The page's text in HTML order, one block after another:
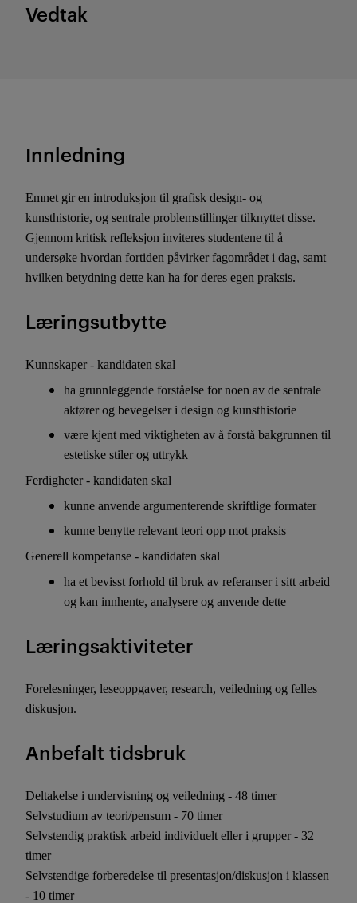
Vedtak
Innledning
Emnet gir en introduksjon til grafisk design- og
kunsthistorie, og sentrale problemstillinger tilknyttet disse.
Gjennom kritisk refleksjon inviteres studentene til å
undersøke hvordan fortiden påvirker fagområdet i dag, samt
hvilken betydning dette kan ha for deres egen praksis.
Læringsutbytte
Kunnskaper - kandidaten skal
ha grunnleggende forståelse for noen av de sentrale
aktører og bevegelser i design og kunsthistorie
være kjent med viktigheten av å forstå bakgrunnen til
estetiske stiler og uttrykk
Ferdigheter - kandidaten skal
kunne anvende argumenterende skriftlige formater
kunne benytte relevant teori opp mot praksis
Generell kompetanse - kandidaten skal
ha et bevisst forhold til bruk av referanser i sitt arbeid
og kan innhente, analysere og anvende dette
Læringsaktiviteter
Forelesninger, leseoppgaver, research, veiledning og felles
diskusjon.
Anbefalt tidsbruk
Deltakelse i undervisning og veiledning - 48 timer
Selvstudium av teori/pensum - 70 timer
Selvstendig praktisk arbeid individuelt eller i grupper - 32
timer
Selvstendige forberedelse til presentasjon/diskusjon i klassen
- 10 timer